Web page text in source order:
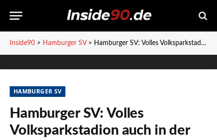
Inside90 > Hamburger SV> Hamburger SV: Volles Volksparkstadion auch in der kommenden Saison
HAMBURGER SV
Hamburger SV: Volles
Volksparkstadion auch in der